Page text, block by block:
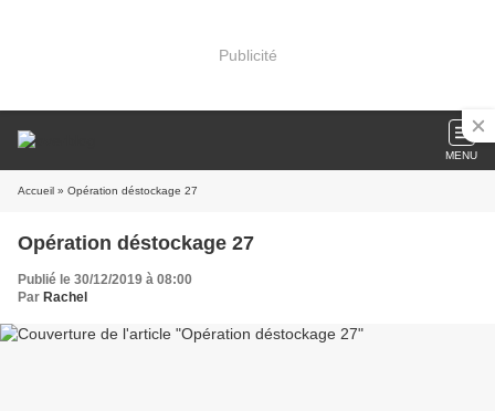
Publicité
MENU
Accueil » Opération déstockage 27
Opération déstockage 27
Publié le 30/12/2019 à 08:00
Par Rachel